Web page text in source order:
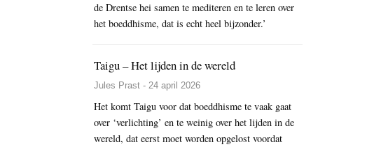
de Drentse hei samen te mediteren en te leren over
het boeddhisme, dat is echt heel bijzonder.’
Taigu – Het lijden in de wereld
Jules Prast - 24 april 2026
Het komt Taigu voor dat boeddhisme te vaak gaat
over ‘verlichting’ en te weinig over het lijden in de
wereld, dat eerst moet worden opgelost voordat